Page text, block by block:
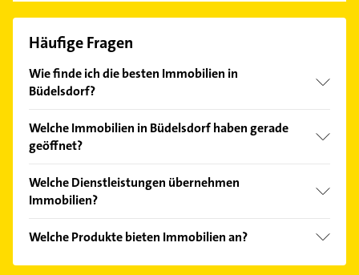
Häufige Fragen
Wie finde ich die besten Immobilien in
Büdelsdorf?
Kundenmeinungen und profitieren Sie von den
Empfehlungen. Die Suchergebnisse können Sie sich
Welche Immobilien in Büdelsdorf haben gerade
geöffnet?
Bitte beachten Sie, dass diese an Sonn- und
Feiertagen abweichen können.
Welche Dienstleistungen übernehmen
Immobilien?
Immobilienvermietung, Beratung,
Immobilienverkauf, Gutachten und
Welche Produkte bieten Immobilien an?
Das Angebot umfasst unter anderem